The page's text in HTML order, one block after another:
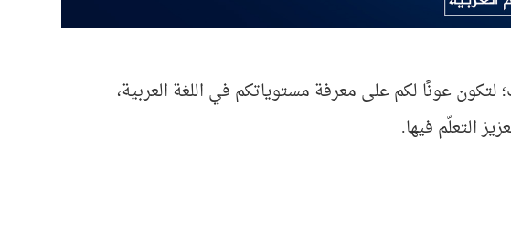
عونًا لكم على معرفة مستوياتكم في اللغة العربية،
التعلّم فيها.